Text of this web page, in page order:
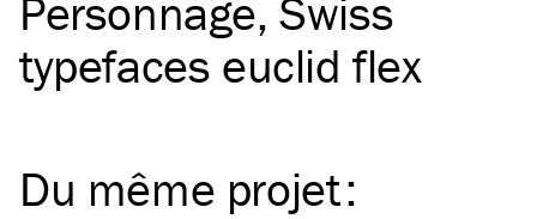
Personnage Swiss
typefaces euclid flex
Du même projet: